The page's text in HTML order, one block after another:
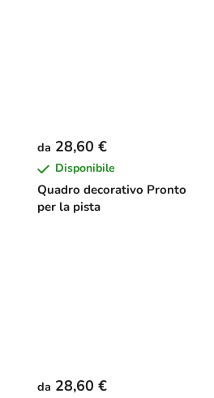
Quadro decorativo Pronto
per la pista
da 28,60 €
Disponibile
da 28,60 €